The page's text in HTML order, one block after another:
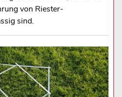
von Riester-
sind.